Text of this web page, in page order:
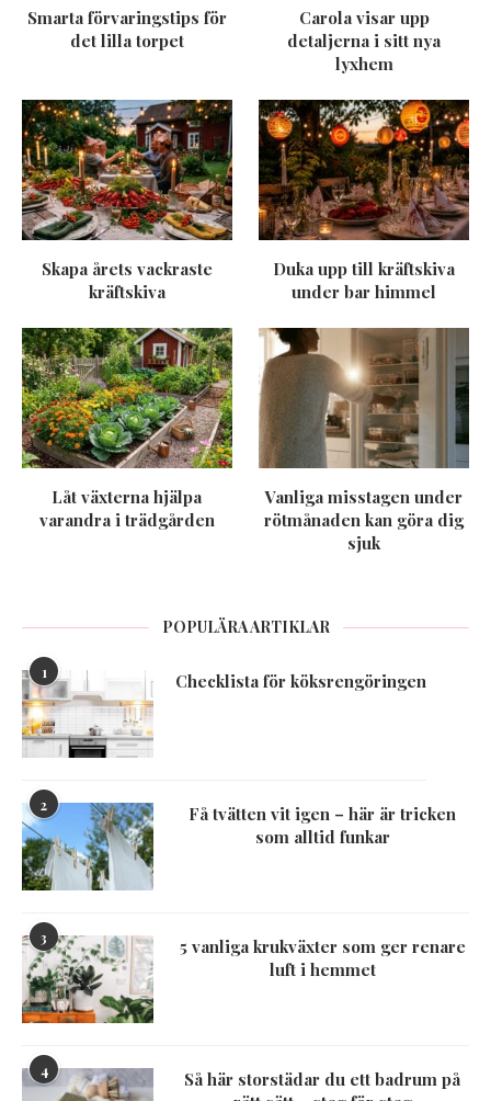
Smarta förvaringstips för
det lilla torpet
Carola visar upp
detaljerna i sitt nya
lyxhem
Skapa årets vackraste
kräftskiva
Duka upp till kräftskiva
under bar himmel
Låt växterna hjälpa
varandra i trädgården
Vanliga misstagen under
rötmånaden kan göra dig
sjuk
POPULÄRA ARTIKLAR
1 Checklista för köksrengöringen
2
Få tvätten vit igen – här är tricken
som alltid funkar
3
5 vanliga krukväxter som ger renare
luft i hemmet
4
Så här storstädar du ett badrum på